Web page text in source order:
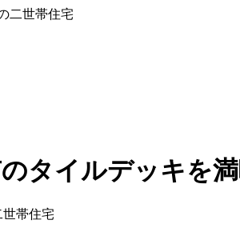
二世帯住宅
タイルデッキを